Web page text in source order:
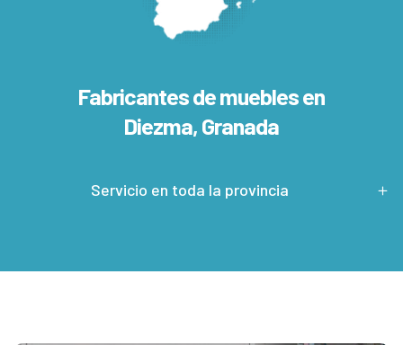
Fabricantes de muebles en
Diezma, Granada
Servicio en toda la provincia